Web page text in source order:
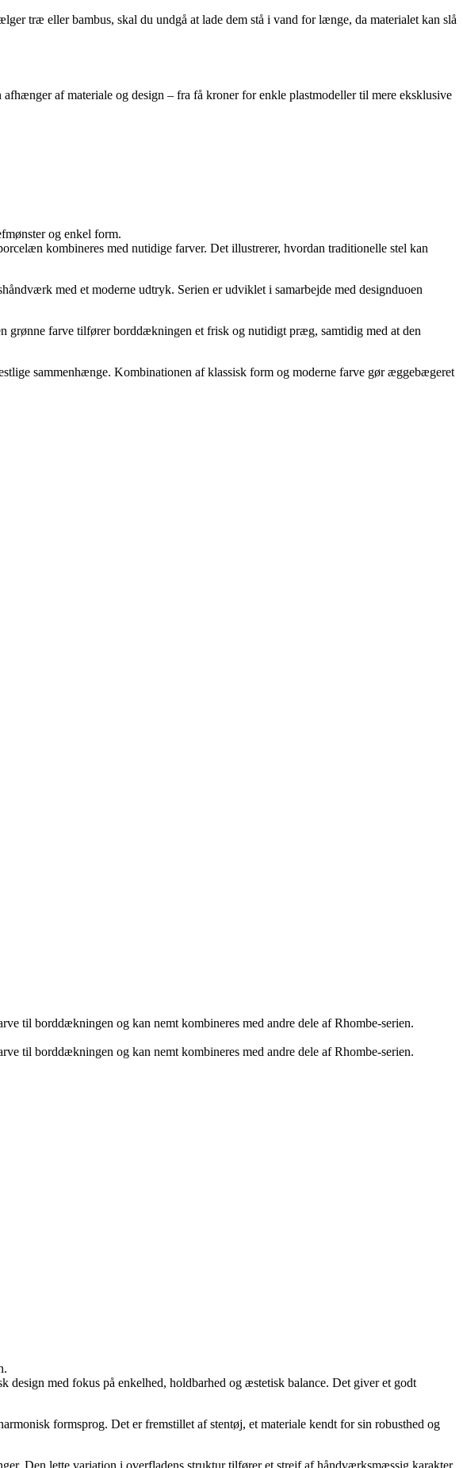
træ eller bambus, skal du undgå at lade dem stå i vand for længe, da materialet kan slå
af materiale og design – fra få kroner for enkle plastmodeller til mere eksklusive
og enkel form.
kombineres med nutidige farver. Det illustrerer, hvordan traditionelle stel kan
med et moderne udtryk. Serien er udviklet i samarbejde med designduoen
grønne farve tilfører borddækningen et frisk og nutidigt præg, samtidig med at den
sammenhænge. Kombinationen af klassisk form og moderne farve gør æggebægeret
til borddækningen og kan nemt kombineres med andre dele af Rhombe-serien.
til borddækningen og kan nemt kombineres med andre dele af Rhombe-serien.
med fokus på enkelhed, holdbarhed og æstetisk balance. Det giver et godt
formsprog. Det er fremstillet af stentøj, et materiale kendt for sin robusthed og